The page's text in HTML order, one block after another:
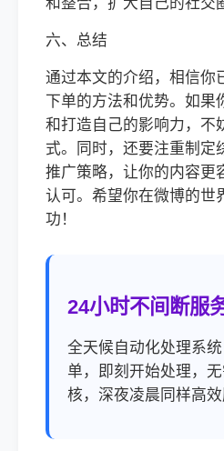
六、总结
通过本文的介绍，相信你
下单的方法和优势。如果
和打造自己的影响力，不
式。同时，还要注重制定
推广策略，让你的内容更
认可。希望你在微博的世
功！
24小时不间断服
全天候自动化处理系
单，即刻开始处理，
核，深夜凌晨同样高效